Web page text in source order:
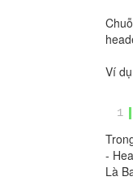
Ví
1
-
Là